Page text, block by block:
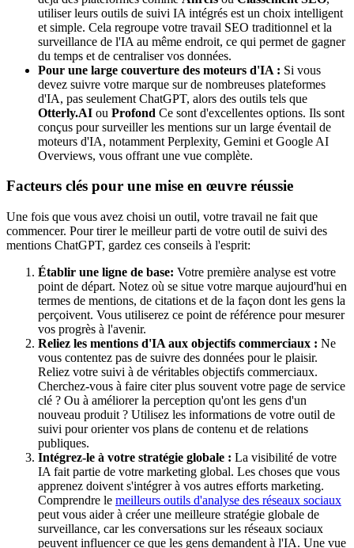
utiliser leurs outils de suivi IA intégrés est un choix intelligent
et simple. Cela regroupe votre travail SEO traditionnel et la
surveillance de l'IA au même endroit, ce qui permet de gagner
du temps et de centraliser vos données.
Pour une large couverture des moteurs d'IA : Si vous
devez suivre votre marque sur de nombreuses plateformes
d'IA, pas seulement ChatGPT, alors des outils tels que
Otterly.AI ou Profond Ce sont d'excellentes options. Ils sont
conçus pour surveiller les mentions sur un large éventail de
moteurs d'IA, notamment Perplexity, Gemini et Google AI
Overviews, vous offrant une vue complète.
Facteurs clés pour une mise en œuvre réussie
Une fois que vous avez choisi un outil, votre travail ne fait que
commencer. Pour tirer le meilleur parti de votre outil de suivi des
mentions ChatGPT, gardez ces conseils à l'esprit:
Établir une ligne de base: Votre première analyse est votre
point de départ. Notez où se situe votre marque aujourd'hui en
termes de mentions, de citations et de la façon dont les gens la
perçoivent. Vous utiliserez ce point de référence pour mesurer
vos progrès à l'avenir.
Reliez les mentions d'IA aux objectifs commerciaux : Ne
vous contentez pas de suivre des données pour le plaisir.
Reliez votre suivi à de véritables objectifs commerciaux.
Cherchez-vous à faire citer plus souvent votre page de service
clé ? Ou à améliorer la perception qu'ont les gens d'un
nouveau produit ? Utilisez les informations de votre outil de
suivi pour orienter vos plans de contenu et de relations
publiques.
Intégrez-le à votre stratégie globale : La visibilité de votre
IA fait partie de votre marketing global. Les choses que vous
apprenez doivent s'intégrer à vos autres efforts marketing.
Comprendre le meilleurs outils d'analyse des réseaux sociaux
peut vous aider à créer une meilleure stratégie globale de
surveillance, car les conversations sur les réseaux sociaux
peuvent influencer ce que les gens demandent à l'IA. Une vue